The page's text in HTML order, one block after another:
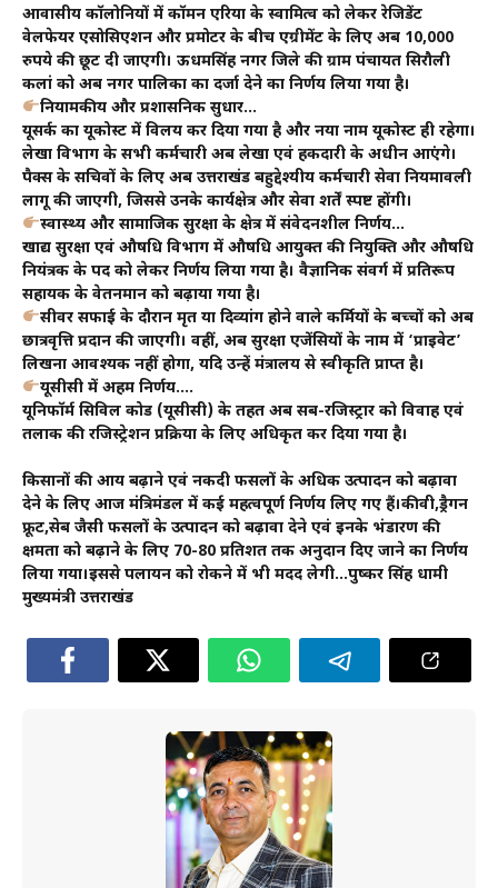
आवासीय कॉलोनियों में कॉमन एरिया के स्वामित्व को लेकर रेजिडेंट
वेलफेयर एसोसिएशन और प्रमोटर के बीच एग्रीमेंट के लिए अब 10,000
रुपये की छूट दी जाएगी। ऊधमसिंह नगर जिले की ग्राम पंचायत सिरौली
कलां को अब नगर पालिका का दर्जा देने का निर्णय लिया गया है।
नियामकीय और प्रशासनिक सुधार…
यूसर्क का यूकोस्ट में विलय कर दिया गया है और नया नाम यूकोस्ट ही रहेगा।
लेखा विभाग के सभी कर्मचारी अब लेखा एवं हकदारी के अधीन आएंगे।
पैक्स के सचिवों के लिए अब उत्तराखंड बहुद्देश्यीय कर्मचारी सेवा नियमावली
लागू की जाएगी, जिससे उनके कार्यक्षेत्र और सेवा शर्तें स्पष्ट होंगी।
स्वास्थ्य और सामाजिक सुरक्षा के क्षेत्र में संवेदनशील निर्णय…
खाद्य सुरक्षा एवं औषधि विभाग में औषधि आयुक्त की नियुक्ति और औषधि
नियंत्रक के पद को लेकर निर्णय लिया गया है। वैज्ञानिक संवर्ग में प्रतिरूप
सहायक के वेतनमान को बढ़ाया गया है।
सीवर सफाई के दौरान मृत या दिव्यांग होने वाले कर्मियों के बच्चों को अब
छात्रवृत्ति प्रदान की जाएगी। वहीं, अब सुरक्षा एजेंसियों के नाम में ‘प्राइवेट’
लिखना आवश्यक नहीं होगा, यदि उन्हें मंत्रालय से स्वीकृति प्राप्त है।
यूसीसी में अहम निर्णय….
यूनिफॉर्म सिविल कोड (यूसीसी) के तहत अब सब-रजिस्ट्रार को विवाह एवं
तलाक की रजिस्ट्रेशन प्रक्रिया के लिए अधिकृत कर दिया गया है।
किसानों की आय बढ़ाने एवं नकदी फसलों के अधिक उत्पादन को बढ़ावा
देने के लिए आज मंत्रिमंडल में कई महत्वपूर्ण निर्णय लिए गए हैं।कीवी,ड्रैगन
फ्रूट,सेब जैसी फसलों के उत्पादन को बढ़ावा देने एवं इनके भंडारण की
क्षमता को बढ़ाने के लिए 70-80 प्रतिशत तक अनुदान दिए जाने का निर्णय
लिया गया।इससे पलायन को रोकने में भी मदद लेगी…पुष्कर सिंह धामी
मुख्यमंत्री उत्तराखंड